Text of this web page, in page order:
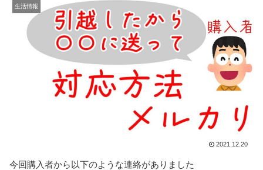
生活情報
2021.12.20
今回購入者から以下のような連絡がありました